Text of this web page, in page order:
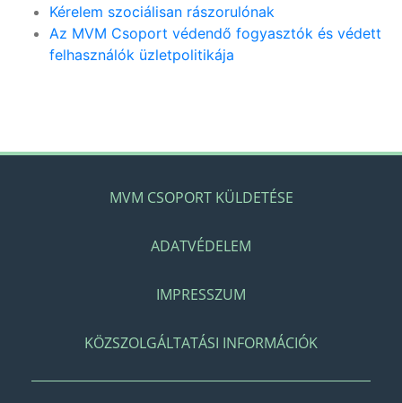
Kérelem szociálisan rászorulónak
Az MVM Csoport védendő fogyasztók és védett
felhasználók üzletpolitikája
MVM CSOPORT KÜLDETÉSE
ADATVÉDELEM
IMPRESSZUM
KÖZSZOLGÁLTATÁSI INFORMÁCIÓK